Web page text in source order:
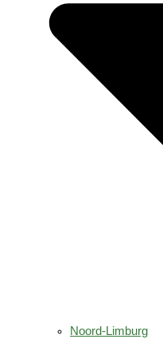
Noord-Limburg